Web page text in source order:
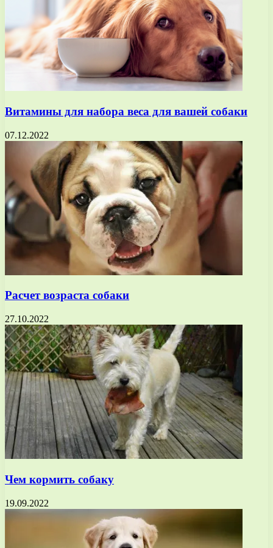
Витамины для набора веса для вашей собаки
07.12.2022
Расчет возраста собаки
27.10.2022
Чем кормить собаку
19.09.2022